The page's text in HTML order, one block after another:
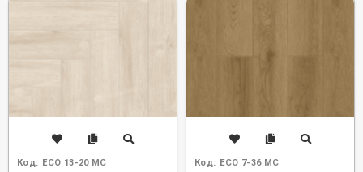
Код: ECO 13-20 MC Код: ECO 7-36 MC